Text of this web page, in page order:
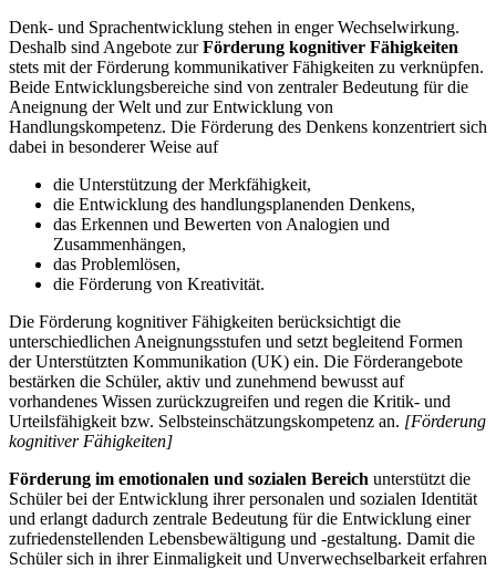
Denk- und Sprachentwicklung stehen in enger Wechselwirkung.
Deshalb sind Angebote zurFörderung kognitiver Fähigkeiten
stets mit der Förderung kommunikativer Fähigkeiten zu verknüpfen.
Beide Entwicklungsbereiche sind von zentraler Bedeutung für die
Aneignung der Welt und zur Entwicklung von
Handlungskompetenz. Die Förderung des Denkens konzentriert sich
dabei in besonderer Weise auf
die Unterstützung der Merkfähigkeit,
die Entwicklung des handlungsplanenden Denkens,
das Erkennen und Bewerten von Analogien und
Zusammenhängen,
das Problemlösen,
die Förderung von Kreativität.
Die Förderung kognitiver Fähigkeiten berücksichtigt die
unterschiedlichen Aneignungsstufen und setzt begleitend Formen
der Unterstützten Kommunikation (UK) ein. Die Förderangebote
bestärken die Schüler, aktiv und zunehmend bewusst auf
vorhandenes Wissen zurückzugreifen und regen die Kritik- und
Urteilsfähigkeit bzw. Selbsteinschätzungskompetenz an. [Förderung
kognitiver Fähigkeiten]
Förderung im emotionalen und sozialen Bereich unterstützt die
Schüler bei der Entwicklung ihrer personalen und sozialen Identität
und erlangt dadurch zentrale Bedeutung für die Entwicklung einer
zufriedenstellenden Lebensbewältigung und -gestaltung. Damit die
Schüler sich in ihrer Einmaligkeit und Unverwechselbarkeit erfahren